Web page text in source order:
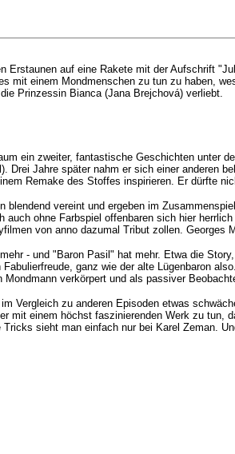
Erstaunen auf eine Rakete mit der Aufschrift
mit einem Mondmenschen zu tun zu haben,
Prinzessin Bianca (Jana Brejchová) verliebt.
ein zweiter, fantastische Geschichten unter
Drei Jahre später nahm er sich einer anderen
Remake des Stoffes inspirieren. Er dürfte
blendend vereint und ergeben im
ohne Farbspiel offenbaren sich hier
von anno dazumal Tribut zollen. Georges
- und "Baron Pasil" hat mehr. Etwa die
ganz wie der alte Lügenbaron
verkörpert und als passiver
Vergleich zu anderen Episoden etwas
mit einem höchst faszinierenden Werk zu
sieht man einfach nur bei Karel Zeman.